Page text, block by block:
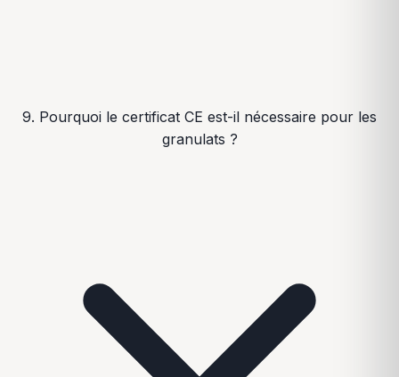
9. Pourquoi le certificat CE est-il nécessaire pour les
granulats ?